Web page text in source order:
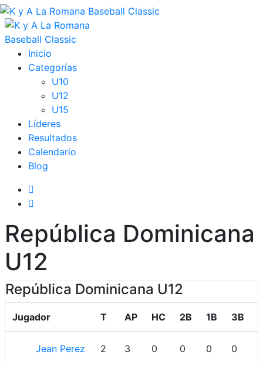
Inicio
Categorías
U10
U12
U15
Líderes
Resultados
Calendario
Blog
República Dominicana
U12
República Dominicana U12
Jugador T AP HC 2B 1B 3B
Jean Perez 2 3 0 0 0 0